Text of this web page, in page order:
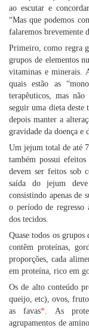
ao escutar e
“Mas que podemos
falaremos brevemente
Primeiro, como regra
grupos de elementos
vitaminas e minerais.
quais estão as
terapêuticos, mas
seguir uma dieta deste
depois manter a
gravidade da doença e
Um jejum total de até
também possui
devem ser feitos sob
saída do jejum
consistindo apenas de
o período de regresso
dos tecidos.
Quase todos os
contêm proteínas,
proporções, cada
em proteína, rico em
Os de alto conteúdo
queijo, etc), ovos,
as favas*. As
agrupamentos de